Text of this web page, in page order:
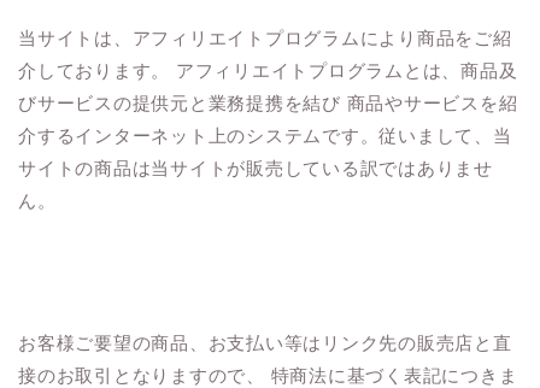
当サイトは、アフィリエイトプログラムにより商品をご紹
介しております。 アフィリエイトプログラムとは、商品及
びサービスの提供元と業務提携を結び 商品やサービスを紹
介するインターネット上のシステムです。従いまして、当
サイトの商品は当サイトが販売している訳ではありませ
ん。
お客様ご要望の商品、お支払い等はリンク先の販売店と直
接のお取引となりますので、 特商法に基づく表記につきま